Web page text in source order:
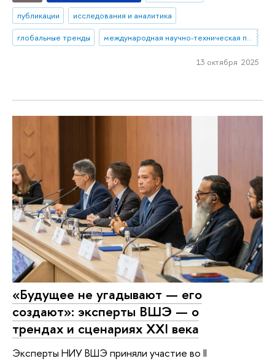
публикации
исследования и аналитика
глобальные тренды
международная научно-техническая политика
13 октября 2025
«Будущее не угадывают — его
создают»: эксперты ВШЭ — о
трендах и сценариях XXI века
Эксперты НИУ ВШЭ приняли участие во II